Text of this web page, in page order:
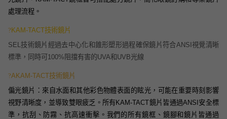
處理流程。
?KAM-TACT技術鏡片
SEL技術鏡片經過去中心化和錐形塑形過程確保鏡片符合ANSI視覺清晰
標準，同時可100%阻擋有害的UVA和UVB光線
?AKAM-TACT技術鏡片
偏光鏡片：來自水面和其他彩色物體表面的眩光，可能在重要時刻影響
視野清晰度，並導致雙眼疲乏。所有KAM-TACT鏡片皆通過ANSI安全標
準，抗刮、防霧、抗高速衝擊。我們的所有鏡框、鏡腳和鏡片皆通過